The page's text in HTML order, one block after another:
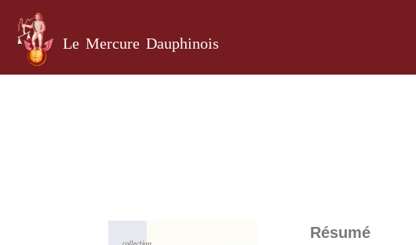
Le Mercure Dauphinois
Résumé